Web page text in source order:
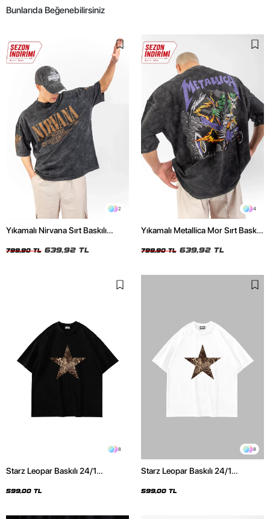
Bunlarıda Beğenebilirsiniz
2
Yıkamalı Nirvana Sırt Baskılı
799,90 TL 639,92 TL
4
Yıkamalı Metallica Mor Sırt Baskılı
799,90 TL 639,92 TL
8
Starz Leopar Baskılı 24/1
599,00 TL
8
Starz Leopar Baskılı 24/1
599,00 TL